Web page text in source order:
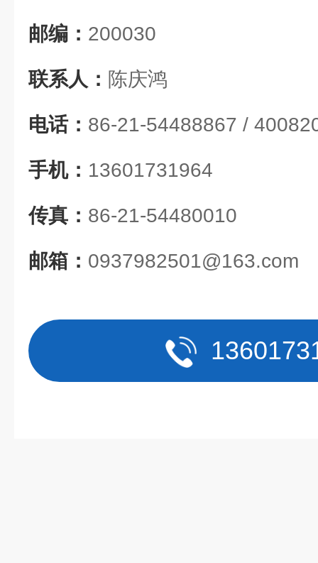
邮编： 200030
联系人： 陈庆鸿
电话： 86-21-54488867 /
手机： 13601731964
传真： 86-21-54480010
邮箱： 0937982501@163.com